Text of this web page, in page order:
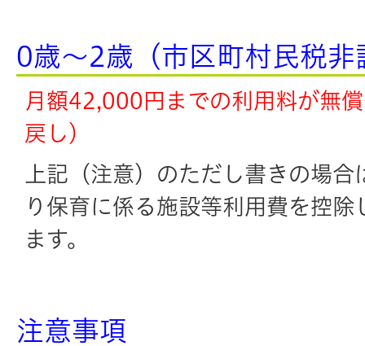
0歳～2歳（市区町村民税非
月額42,000円までの利用料が無
戻し）
上記（注意）のただし書きの場
り保育に係る施設等利用費を控
ます。
注意事項